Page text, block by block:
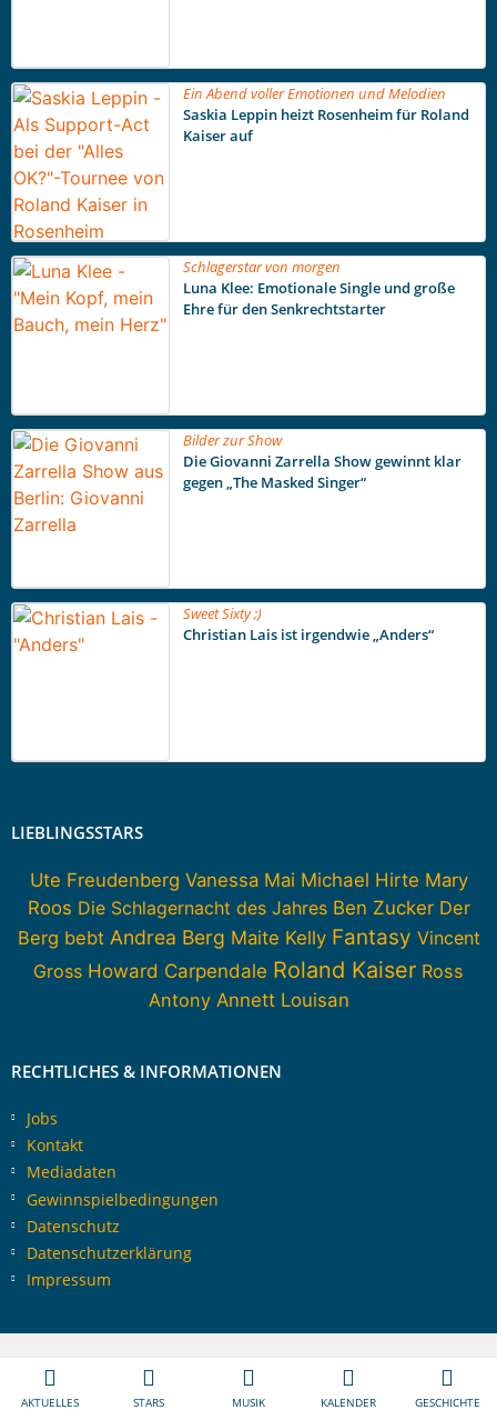
AKTUELLES STARS MUSIK KALENDER GESCHICHTE
Ein Abend voller Emotionen und Melodien
Saskia Leppin heizt Rosenheim für Roland
Kaiser auf
Schlagerstar von morgen
Luna Klee: Emotionale Single und große
Ehre für den Senkrechtstarter
Bilder zur Show
Die Giovanni Zarrella Show gewinnt klar
gegen „The Masked Singer“
Sweet Sixty ;)
Christian Lais ist irgendwie „Anders“
LIEBLINGSSTARS
Ute Freudenberg Vanessa Mai Michael Hirte Mary
Roos Die Schlagernacht des Jahres Ben Zucker Der
Berg bebt Andrea Berg Maite Kelly Fantasy Vincent
Gross Howard Carpendale Roland Kaiser Ross
Antony Annett Louisan
RECHTLICHES & INFORMATIONEN
Jobs
Kontakt
Mediadaten
Gewinnspielbedingungen
Datenschutz
Datenschutzerklärung
Impressum